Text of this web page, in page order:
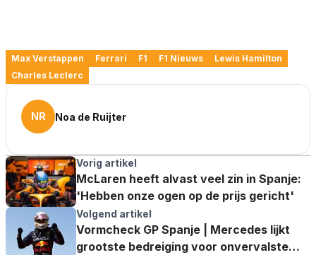
Max Verstappen Ferrari F1 F1 Nieuws
Lewis Hamilton
Charles Leclerc
NR Noa de Ruijter
Vorig artikel
McLaren heeft alvast veel zin in Spanje:
'Hebben onze ogen op de prijs gericht'
Volgend artikel
Vormcheck GP Spanje | Mercedes lijkt
grootste bedreiging voor onvervalste